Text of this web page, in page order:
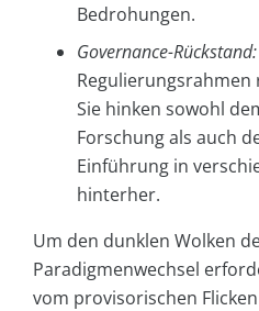
Bedrohungen.
Governance-Rückstand:
Regulierungsrahmen
Sie hinken sowohl
Forschung als auch
Einführung in
hinterher.
Um den dunklen Wolken
Paradigmenwechsel
vom provisorischen